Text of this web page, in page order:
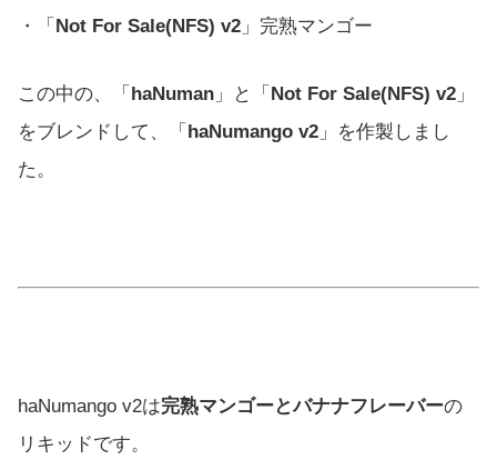
・「 Not For Sale(NFS) v2 」完熟マンゴー
この中の、「 haNuman 」と「 Not For Sale(NFS) v2 」
をブレンドして、「 haNumango v2 」を作製しまし
た。
haNumango v2は完熟マンゴーとバナナフレーバーの
リキッドです。